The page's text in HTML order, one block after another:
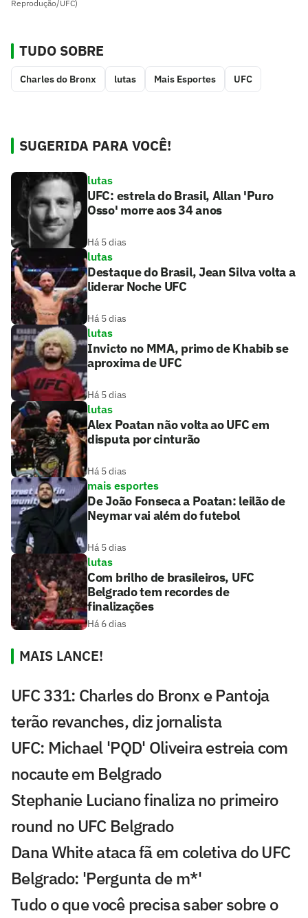
Reprodução/UFC)
TUDO SOBRE
Charles do Bronx lutas Mais Esportes UFC
SUGERIDA PARA VOCÊ!
lutas
UFC: estrela do Brasil, Allan 'Puro
Osso' morre aos 34 anos
Há 5 dias
lutas
Destaque do Brasil, Jean Silva volta a
liderar Noche UFC
Há 5 dias
lutas
Invicto no MMA, primo de Khabib se
aproxima de UFC
Há 5 dias
lutas
Alex Poatan não volta ao UFC em
disputa por cinturão
Há 5 dias
mais esportes
De João Fonseca a Poatan: leilão de
Neymar vai além do futebol
Há 5 dias
lutas
Com brilho de brasileiros, UFC
Belgrado tem recordes de
finalizações
Há 6 dias
MAIS LANCE!
UFC 331: Charles do Bronx e Pantoja
terão revanches, diz jornalista
UFC: Michael 'PQD' Oliveira estreia com
nocaute em Belgrado
Stephanie Luciano finaliza no primeiro
round no UFC Belgrado
Dana White ataca fã em coletiva do UFC
Belgrado: 'Pergunta de m*'
Tudo o que você precisa saber sobre o